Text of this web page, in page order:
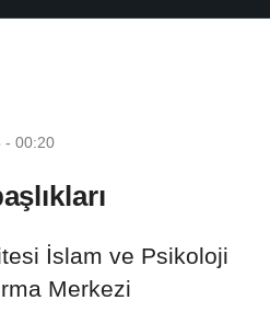
- 00:20
İslam ve Psikoloji
Merkezi